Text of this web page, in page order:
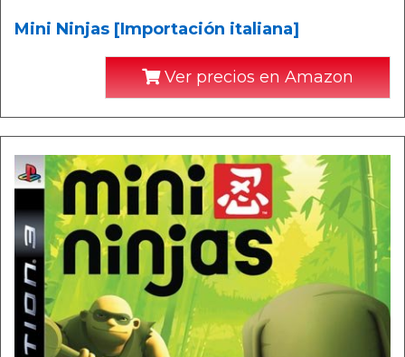
Mini Ninjas [Importación italiana]
Ver precios en Amazon